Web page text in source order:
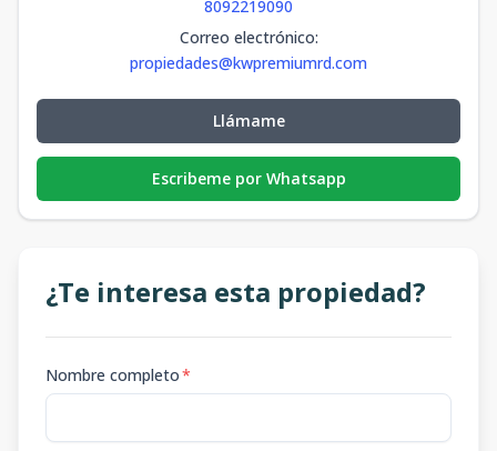
8092219090
Correo electrónico:
propiedades@kwpremiumrd.com
Llámame
Escribeme por Whatsapp
¿Te interesa esta propiedad?
Nombre completo*